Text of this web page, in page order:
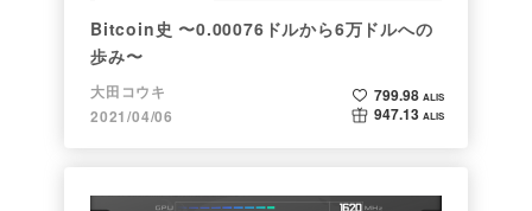
Bitcoin史 〜0.00076ドルから6万ドルへの
歩み〜
大田コウキ
2021/04/06
799.98 ALIS
947.13 ALIS